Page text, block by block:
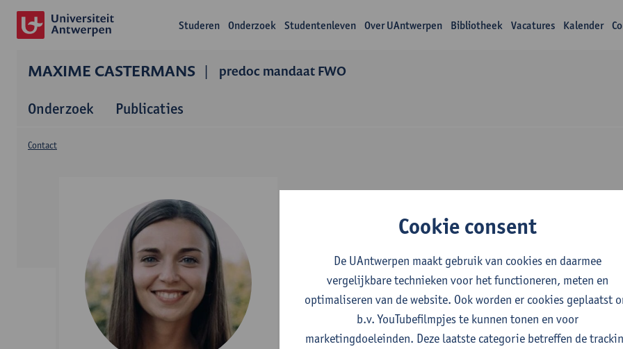
Studeren Onderzoek Studentenleven Over UAntwerpen Bibliotheek Vacatures Kalender
MAXIME CASTERMANS predoc mandaat FWO
Onderzoek Publicaties
Over Maxime
Contact
Afdeling
Cookie consent
De UAntwerpen maakt gebruik van cookies en daarmee
vergelijkbare technieken voor het functioneren, meten en
optimaliseren van de website. Ook worden er cookies geplaatst
b.v. YouTubefilmpjes te kunnen tonen en voor
marketingdoeleinden. Deze laatste categorie betreffen de